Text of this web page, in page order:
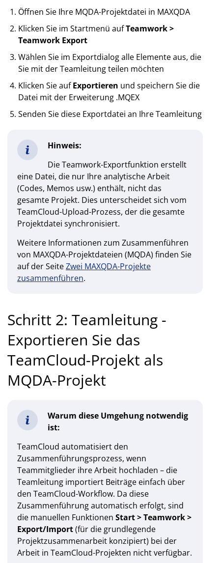
Öffnen Sie Ihre MQDA-Projektdatei in MAXQDA
Klicken Sie im Startmenü aufTeamwork >
Teamwork Export
Wählen Sie im Exportdialog alle Elemente aus, die
Sie mit der Teamleitung teilen möchten
Klicken Sie aufExportieren und speichern Sie die
Datei mit der Erweiterung .MQEX
Senden Sie diese Exportdatei an Ihre Teamleitung
Hinweis:
Die Teamwork-Exportfunktion erstellt
eine Datei, die nur Ihre analytische Arbeit
(Codes, Memos usw.) enthält, nicht das
gesamte Projekt. Dies unterscheidet sich vom
TeamCloud-Upload-Prozess, der die gesamte
Projektdatei synchronisiert.
Weitere Informationen zum Zusammenführen
von MAXQDA-Projektdateien (MQDA) finden Sie
auf der SeiteZwei MAXQDA-Projekte
zusammenführen.
Schritt 2: Teamleitung -
Exportieren Sie das
TeamCloud-Projekt als
MQDA-Projekt
Warum diese Umgehung notwendig
ist:
TeamCloud automatisiert den
Zusammenführungsprozess, wenn
Teammitglieder ihre Arbeit hochladen – die
Teamleitung importiert Beiträge einfach über
den TeamCloud-Workflow. Da diese
Zusammenführung automatisch erfolgt, sind
die manuellen Funktionen Start > Teamwork >
Export/Import(für die grundlegende
Projektzusammenarbeit konzipiert) bei der
Arbeit in TeamCloud-Projekten nicht verfügbar.